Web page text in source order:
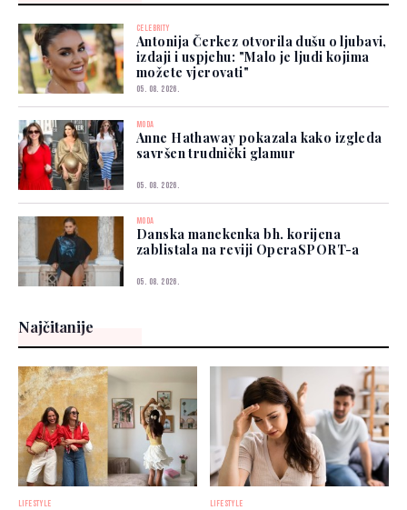
CELEBRITY
Antonija Čerkez otvorila dušu o ljubavi,
izdaji i uspjehu: "Malo je ljudi kojima
možete vjerovati"
05. 08. 2026.
MODA
Anne Hathaway pokazala kako izgleda
savršen trudnički glamur
05. 08. 2026.
MODA
Danska manekenka bh. korijena
zablistala na reviji OperaSPORT-a
05. 08. 2026.
Najčitanije
LIFESTYLE LIFESTYLE